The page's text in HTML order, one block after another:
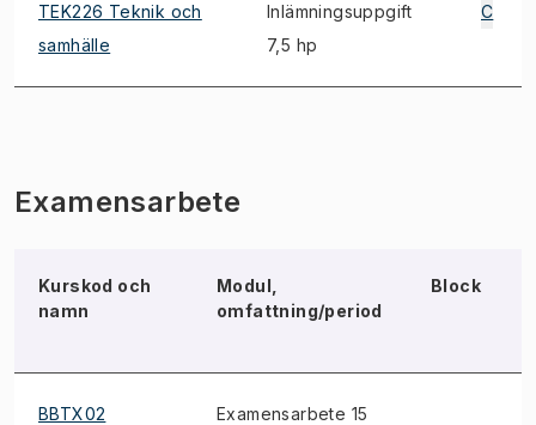
TEK226 Teknik och
samhälle
Inlämningsuppgift
7,5 hp
C
Examensarbete
Kurskod och
namn
Modul,
omfattning/period
Block
BBTX02
Examensarbete 15